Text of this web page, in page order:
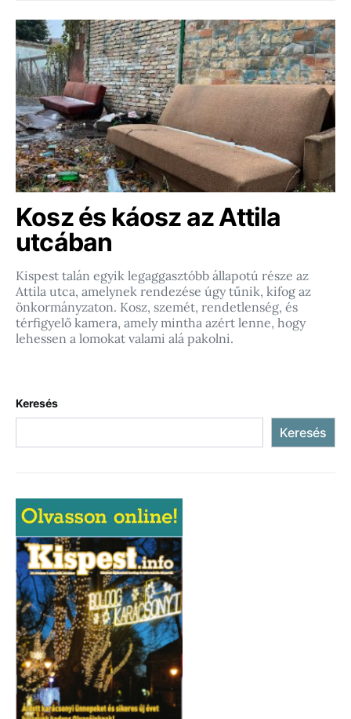
Kosz és káosz az Attila
utcában
Kispest talán egyik legaggasztóbb állapotú része az
Attila utca, amelynek rendezése úgy tűnik, kifog az
önkormányzaton. Kosz, szemét, rendetlenség, és
térfigyelő kamera, amely mintha azért lenne, hogy
lehessen a lomokat valami alá pakolni.
Keresés
Keresés